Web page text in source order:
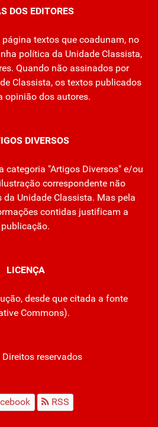
DOS EDITORES
textos que coadunam, no
política da Unidade Classista,
Quando não assinados por
Classista, os textos publicados
opinião dos autores.
DIVERSOS
categoria "Artigos Diversos" e/ou
correspondente não
da Unidade Classista. Mas pela
contidas justificam a
publicação.
LICENÇA
desde que citada a fonte
Commons).
reservados
RSS